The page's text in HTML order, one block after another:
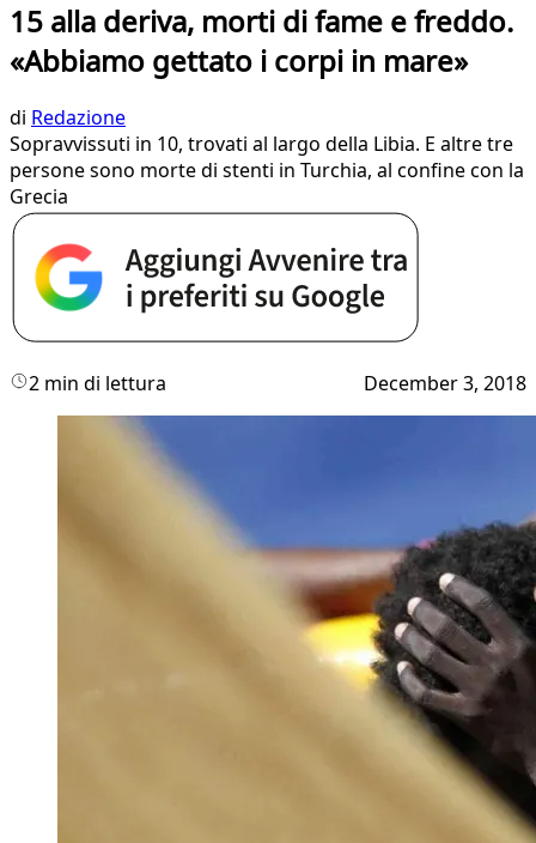
15 alla deriva, morti di fame e freddo.
«Abbiamo gettato i corpi in mare»
di Redazione
Sopravvissuti in 10, trovati al largo della Libia. E altre tre
persone sono morte di stenti in Turchia, al confine con la
Grecia
2 min di lettura December 3, 2018